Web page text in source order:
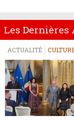
Les
ACTUALITÉ